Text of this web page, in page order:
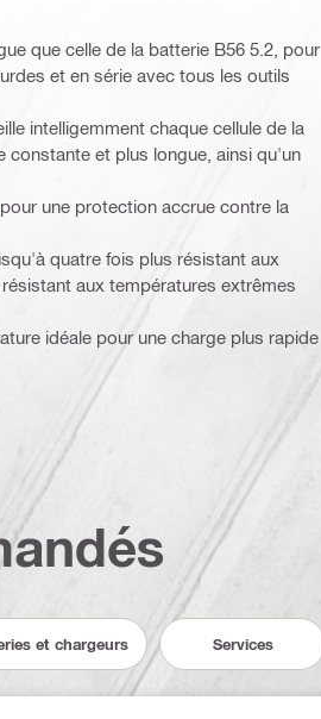
que celle de la batterie B56 5.2, pour
et en série avec tous les outils
intelligemment chaque cellule de la
constante et plus longue, ainsi qu'un
une protection accrue contre la
quatre fois plus résistant aux
aux températures extrêmes
idéale pour une charge plus rapide
et chargeurs Services